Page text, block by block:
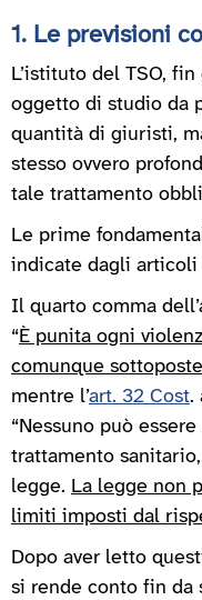
1. Le previsioni
L’istituto del TSO,
oggetto di studio da
quantità di giuristi,
stesso ovvero
tale trattamento
Le prime
indicate dagli articoli
Il quarto comma
“È punita ogni
comunque
mentre l’art. 32 Cost.
“Nessuno può
trattamento
legge. La legge non
limiti imposti dal
Dopo aver letto
si rende conto fin da